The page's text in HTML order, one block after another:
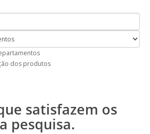
dos produtos
satisfazem os
pesquisa.